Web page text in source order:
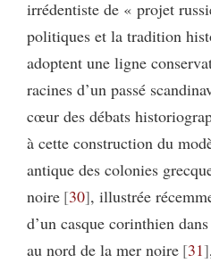
irrédentiste de « projet
politiques et la tradition
adoptent une ligne
racines d’un passé
cœur des débats
à cette construction du
antique des colonies
noire 30 , illustrée
d’un casque corinthien
au nord de la mer noire 31